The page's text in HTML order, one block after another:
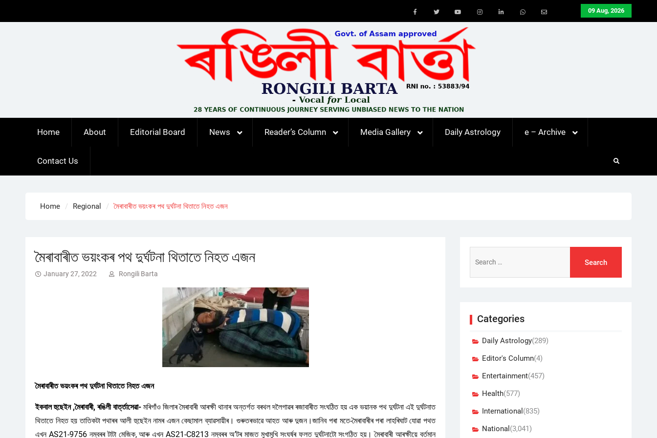
09 Aug, 2026
Youtube
Home About Editorial Board News Reader’s Column Media Gallery Daily Astrology e – Archive
Contact Us
Home Regional মৈৰাবাৰীত ভয়ংকৰ পথ দুৰ্ঘটনা থিতাতে নিহত এজন
মৈৰাবাৰীত ভয়ংকৰ পথ দুৰ্ঘটনা থিতাতে নিহত এজন
January 27, 2022 Rongili Barta
মৈৰাবাৰীত ভয়ংকৰ পথ দুৰ্ঘটনা থিতাতে নিহত এজন
ইকবাল হুছেইন ,মৈৰাবাৰী, ৰঙিলী বাৰ্ত্তাসেৱা- মৰিগাঁও জিলাৰ মৈৰাবাৰী আৰক্ষী থানাৰ অন্তৰ্গত বৰথল দলৈগাৱৰ ৰজাবাৰীত সংঘঠিত হয় এক ভয়ানক পথ দুৰ্ঘটনা এই দুৰ্ঘটনাত
থিতাতে নিহত হয় তাতিকটা পথাৰৰ আলী হুছেইন নামৰ এজন কেছামাল ব্যাৱসায়ীৰ। গুৰুতৰভাৱে আহত আৰু দুজন।জানিব পৰা মতে-মৈৰাবাৰীৰ পৰা লাহৰিঘাট যোৱা পথত
এখন AS21-9756 নম্বৰৰ টাটা মেজিক, আৰু এখন AS21-C8213 নম্বৰৰ অ’টৰ মাজত মুখামুখি সংঘৰ্ষৰ ফলত দুৰ্ঘটনাটো সংগঠিত হয়। মৈৰাবাৰী আৰক্ষীয়ে বৰ্তমান
for:
Categories
Daily Astrology(289)
Editor's Column(4)
Entertainment(457)
Health(577)
International (835)
National (3,041)